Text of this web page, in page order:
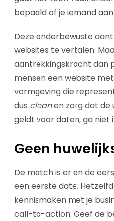
bepaald of je iemand
Deze onderbewuste
websites te vertalen.
aantrekkingskracht dan
mensen een website
vormgeving die
dus cleanen zorg dat de
geldt voor daten, ga niet
Geen
De match is er en de
een eerste date.
kennismaken met je
call-to-action. Geef de